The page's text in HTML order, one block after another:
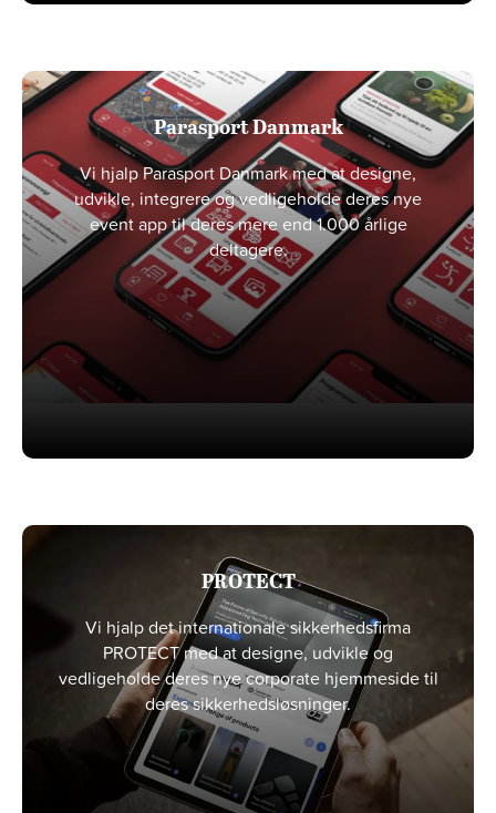
Parasport Danmark
Vi hjalp Parasport Danmark med at designe,
udvikle, integrere og vedligeholde deres nye
event app til deres mere end 1.000 årlige
deltagere.
PROTECT
Vi hjalp det internationale sikkerhedsfirma
PROTECT med at designe, udvikle og
vedligeholde deres nye corporate hjemmeside til
deres sikkerhedsløsninger.